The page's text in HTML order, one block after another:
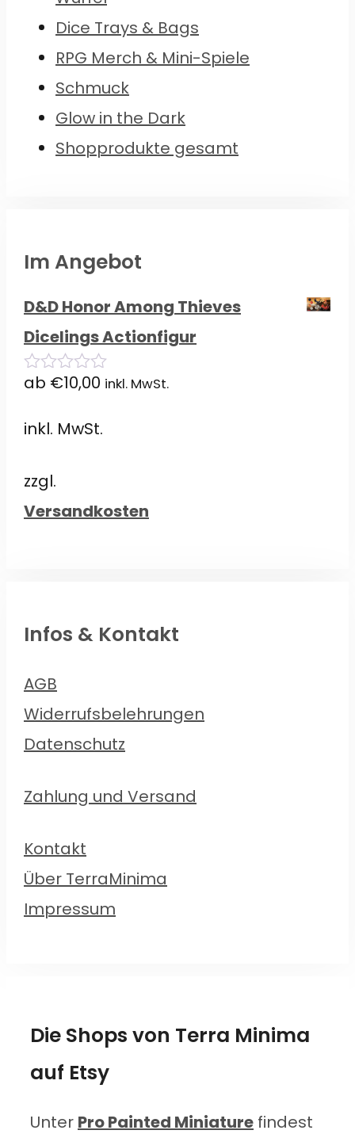
Dice Trays & Bags
RPG Merch & Mini-Spiele
Schmuck
Glow in the Dark
Shopprodukte gesamt
Im Angebot
D&D Honor Among Thieves
Dicelings Actionfigur
0
ab €10,00 inkl. MwSt.
inkl. MwSt.
zzgl.
Versandkosten
Infos & Kontakt
AGB
Widerrufsbelehrungen
Datenschutz
Zahlung und Versand
Kontakt
Über TerraMinima
Impressum
Die Shops von Terra Minima
auf Etsy
Unter Pro Painted Miniature findest